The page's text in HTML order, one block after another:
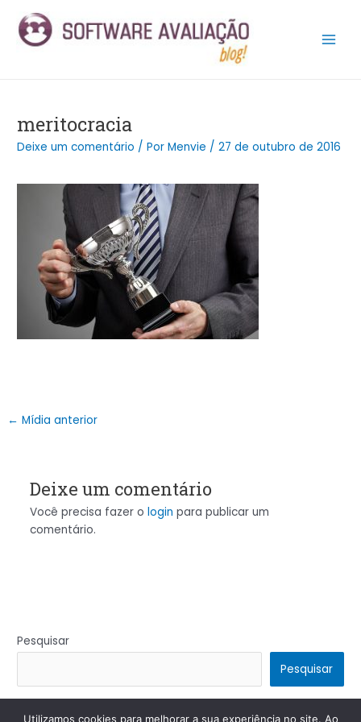
para
meritocracia
Deixe um comentário / PorMenvie /27 de outubro de 2016
navigation
← Mídia anterior
Deixe um comentário
Você precisa fazer o login para publicar um
comentário.
Pesquisar
Pesquisar
Utilizamos cookies para melhorar a sua experiência no site. Ao